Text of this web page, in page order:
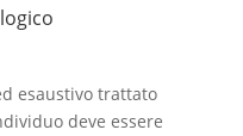
esaustivo trattato
deve essere